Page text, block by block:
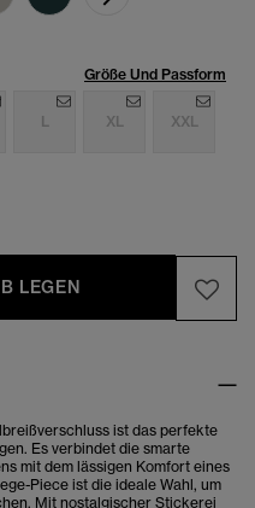
Größe Und Passform
L XL XXL
LEGEN
ist das perfekte
Es verbindet die smarte
mit dem lässigen Komfort eines
Piece ist die ideale Wahl, um
Mit nostalgischer Stickerei